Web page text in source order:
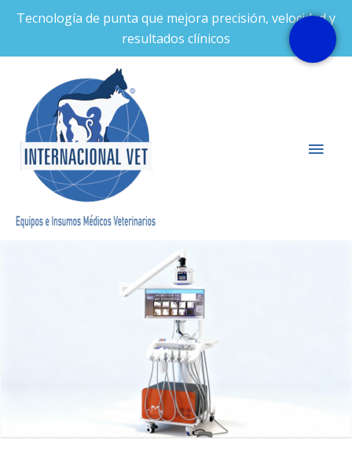
Tecnología de punta que mejora precisión, velocidad y
resultados clínicos